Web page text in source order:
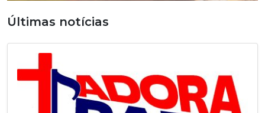
Últimas notícias